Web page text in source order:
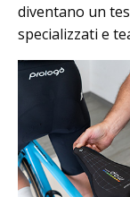
diventano un
specializzati e